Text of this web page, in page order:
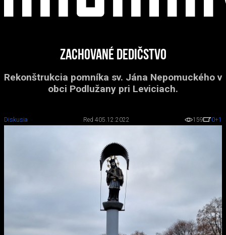
Zachované dedičstvo
Rekonštrukcia pomníka sv. Jána Nepomuckého v
obci Podlužany pri Leviciach.
Diskusia Red 405.12.2022 159 0+1